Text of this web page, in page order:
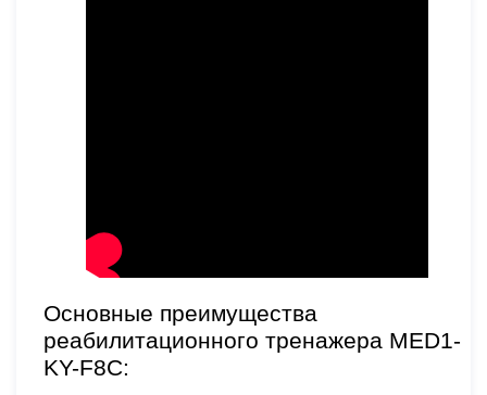
Основные преимущества
реабилитационного тренажера MED1-
KY-F8С: